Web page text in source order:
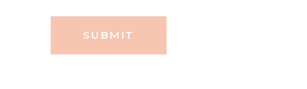
SUBMIT